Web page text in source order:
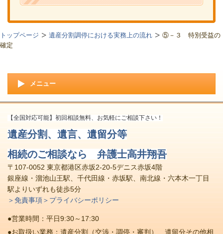
トップページ 遺産分割調停における実務上の流れ
⑤－３ 特別受益の
確定
メニュー
【全国対応可能】初回相談無料、お気軽にご相談下さい！
遺産分割、遺言、遺留分等
相続のご相談なら 弁護士高井翔吾
〒107-0052 東京都港区赤坂2-20-5デニス赤坂4階
銀座線・溜池山王駅、千代田線・赤坂駅、南北線・六本木一丁目
駅よりいずれも徒歩5分
＞免責事項＞プライバシーポリシー
●営業時間：平日9:30～17:30
●お取扱い業務：遺産分割（交渉・調停・審判）、遺留分その他相